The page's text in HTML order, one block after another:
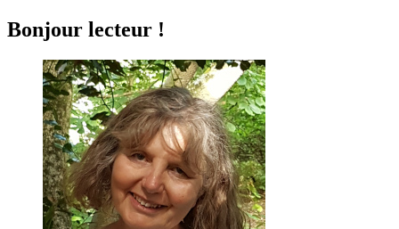
Bonjour lecteur !